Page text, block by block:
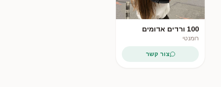
100 ורדים אדומים
רומנטי
צור קשר